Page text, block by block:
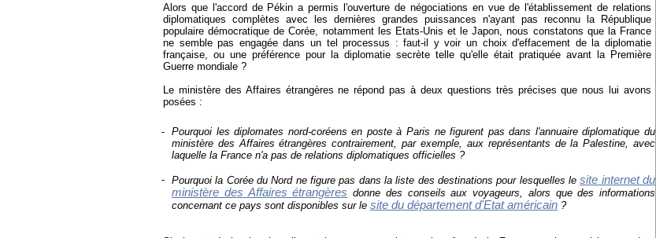
Alors que l'accord de Pékin a permis l'ouverture de négociations en vue de l'établissement de relations
diplomatiques complètes avec les dernières grandes puissances n'ayant pas reconnu la République
populaire démocratique de Corée, notamment les Etats-Unis et le Japon, nous constatons que la France
ne semble pas engagée dans un tel processus : faut-il y voir un choix d'effacement de la diplomatie
française, ou une préférence pour la diplomatie secrète telle qu'elle était pratiquée avant la Première
Guerre mondiale ?
Le ministère des Affaires étrangères ne répond pas à deux questions très précises que nous lui avons
posées :
- Pourquoi les diplomates nord-coréens en poste à Paris ne figurent pas dans l'annuaire diplomatique du
ministère des Affaires étrangères contrairement, par exemple, aux représentants de la Palestine, avec
laquelle la France n'a pas de relations diplomatiques officielles ?
- Pourquoi la Corée du Nord ne figure pas dans la liste des destinations pour lesquelles lesite internet du
ministère des Affaires étrangères donne des conseils aux voyageurs, alors que des informations
concernant ce pays sont disponibles sur le site du département d'Etat américain ?